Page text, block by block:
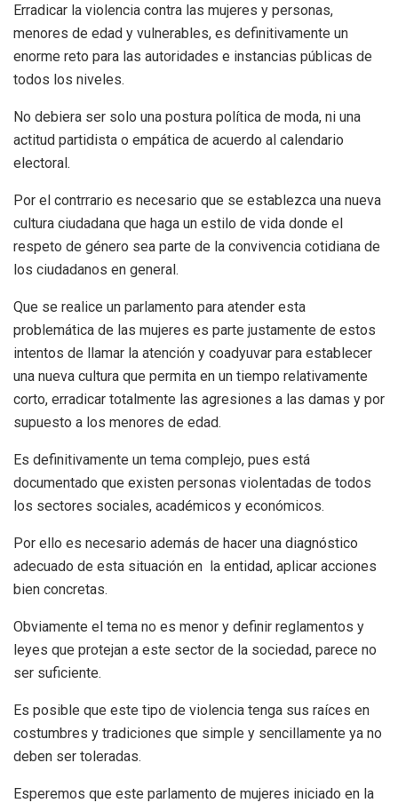
Erradicar la violencia contra las mujeres y personas,
menores de edad y vulnerables, es definitivamente un
enorme reto para las autoridades e instancias públicas de
todos los niveles.
No debiera ser solo una postura política de moda, ni una
actitud partidista o empática de acuerdo al calendario
electoral.
Por el contrrario es necesario que se establezca una nueva
cultura ciudadana que haga un estilo de vida donde el
respeto de género sea parte de la convivencia cotidiana de
los ciudadanos en general.
Que se realice un parlamento para atender esta
problemática de las mujeres es parte justamente de estos
intentos de llamar la atención y coadyuvar para establecer
una nueva cultura que permita en un tiempo relativamente
corto, erradicar totalmente las agresiones a las damas y por
supuesto a los menores de edad.
Es definitivamente un tema complejo, pues está
documentado que existen personas violentadas de todos
los sectores sociales, académicos y económicos.
Por ello es necesario además de hacer una diagnóstico
adecuado de esta situación en la entidad, aplicar acciones
bien concretas.
Obviamente el tema no es menor y definir reglamentos y
leyes que protejan a este sector de la sociedad, parece no
ser suficiente.
Es posible que este tipo de violencia tenga sus raíces en
costumbres y tradiciones que simple y sencillamente ya no
deben ser toleradas.
Esperemos que este parlamento de mujeres iniciado en la